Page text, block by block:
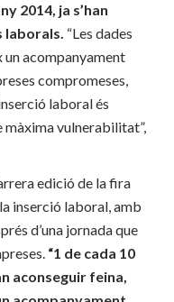
2014, ja s’han
laborals. “Les dades
un acompanyament
compromeses,
laboral és
vulnerabilitat”,
edició de la fira
inserció laboral, amb
d’una jornada que
“1 de cada 10
aconseguir feina,